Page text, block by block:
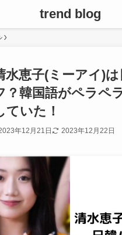
trend blog
水恵子(ミーアイ)
？韓国語がペラペ
ていた！
年12月21日 2023年12月22日